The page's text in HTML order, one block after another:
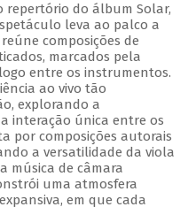
repertório do álbum Solar,
leva ao palco a
composições de
marcados pela
entre os instrumentos.
ao vivo tão
explorando a
interação única entre os
por composições autorais
a versatilidade da viola
música de câmara
uma atmosfera
em que cada